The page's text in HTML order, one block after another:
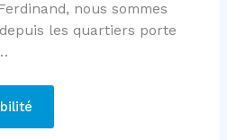
nous sommes
les quartiers porte